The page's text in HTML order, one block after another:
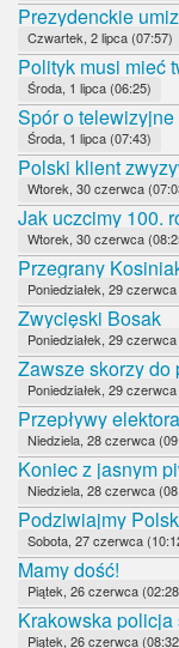
Prezydenckie
Czwartek, 2 lipca (07:57)
Polityk musi mieć
Środa, 1 lipca (06:25)
Spór o
Środa, 1 lipca (07:43)
Polski klient
Wtorek, 30 czerwca
Jak uczcimy 100.
Wtorek, 30 czerwca
Przegrany
Poniedziałek, 29
Zwycięski Bosak
Poniedziałek, 29
Zawsze skorzy do
Poniedziałek, 29
Przepływy
Niedziela, 28 czerwca
Koniec z jasnym
Niedziela, 28 czerwca
Podziwiajmy
Sobota, 27 czerwca
Mamy dość!
Piątek, 26 czerwca
Krakowska
Piątek, 26 czerwca